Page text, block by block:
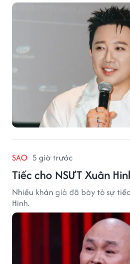
SAO 5 giờ trước
Tiếc cho NSƯT Xuân
Nhiều khán giả đã bày tỏ sự
Hinh.